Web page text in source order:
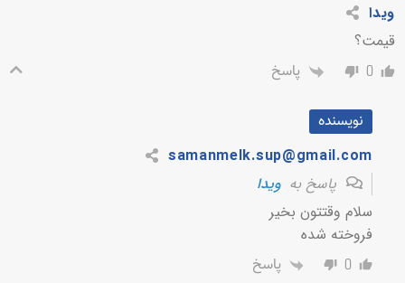
ویدا
قیمت؟
0 پاسخ
نویسنده
samanmelk.sup@gmail.com
پاسخ بهویدا
سلام وقتتون بخیر
فروخته شده
0 پاسخ